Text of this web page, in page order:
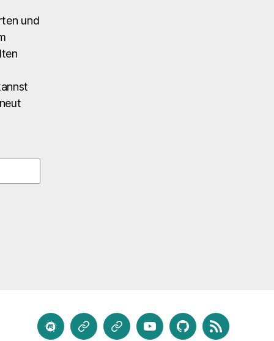
und
meetup.com
MastodonBlueskyYoutubeGitHubFeed